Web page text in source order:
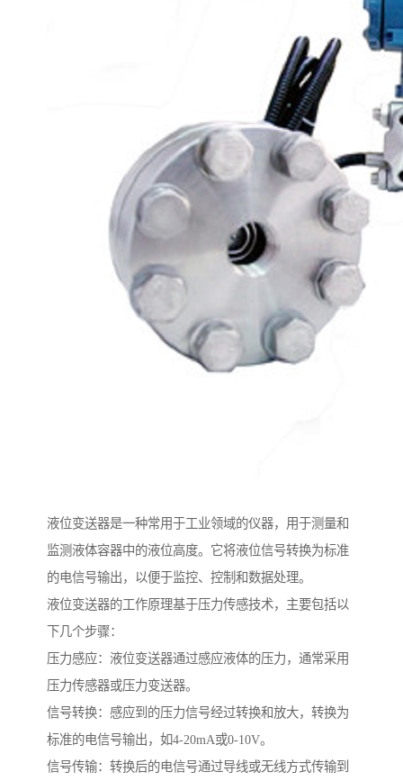
液位变送器是一种常用于工业领域的仪器，用于测量和
监测液体容器中的液位高度。它将液位信号转换为标准
的电信号输出，以便于监控、控制和数据处理。
液位变送器的工作原理基于压力传感技术，主要包括以
下几个步骤：
压力感应：液位变送器通过感应液体的压力，通常采用
压力传感器或压力变送器。
信号转换：感应到的压力信号经过转换和放大，转换为
标准的电信号输出，如4-20mA或0-10V。
信号传输：转换后的电信号通过导线或无线方式传输到